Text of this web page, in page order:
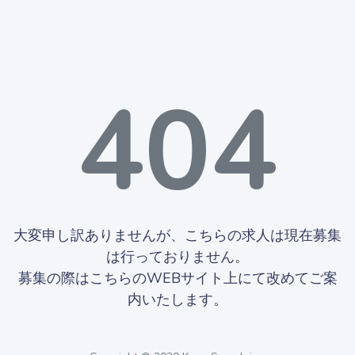
404
大変申し訳ありませんが、こちらの求人は現在募集
は行っておりません。
募集の際はこちらのWEBサイト上にて改めてご案
内いたします。